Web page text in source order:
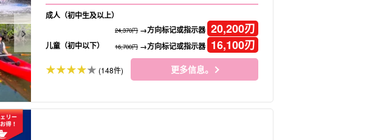
成人（初中生及以上）
24,370円→方向标记或指示器 20,200刃
儿童（初中以下） 16,700円→方向标记或指示器 16,100刃
(148件) 更多信息。